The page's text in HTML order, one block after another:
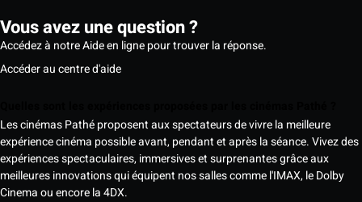
Vous avez une question ?
Accédez à notre Aide en ligne pour trouver la réponse.
Accéder au centre d'aide
Les cinémas Pathé proposent aux spectateurs de vivre la meilleure
expérience cinéma possible avant, pendant et après la séance. Vivez des
expériences spectaculaires, immersives et surprenantes grâce aux
meilleures innovations qui équipent nos salles comme l'IMAX, le Dolby
Cinema ou encore la 4DX.